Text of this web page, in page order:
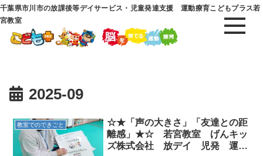
千葉県市川市の放課後等デイサービス・児童発達支援 運動療育こどもプラス若
宮教室
2025-09
教室でのできごと
☆★「声の大きさ」「友達との距
離感」★☆ 若宮教室 げんキッ
ズ株式会社 放デイ 児発 運動